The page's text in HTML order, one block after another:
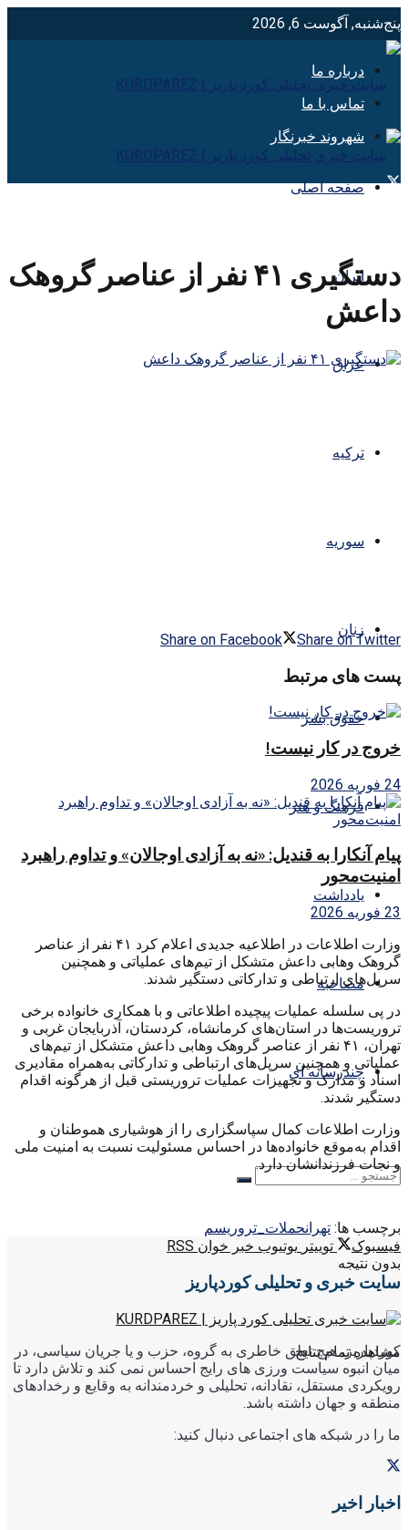
پنج‌شنبه, آگوست 6, 2026
درباره ما
تماس با ما
شهروند خبرنگار
صفحه اصلی
ایران
عراق
ترکیه
سوریه
زنان
حقوق بشر
فرهنگ و هنر
یادداشت
مصاحبه
چندرسانه ای
بدون نتیجه
مشاهده تمام نتایج
دستگیری ۴۱ نفر از عناصر گروهک
داعش
Share on Facebook Share on Twitter
پست های مرتبط
خروج در کار نیست!
24 فوریه 2026
پیام آنکارا به قندیل: «نه به آزادی اوجالان» و تداوم راهبرد
امنیت‌محور
23 فوریه 2026
وزارت اطلاعات در اطلاعیه جدیدی اعلام کرد ۴۱ نفر از عناصر
گروهک وهابی داعش متشکل از تیم‌های عملیاتی و همچنین
سرپل‌های ارتباطی و تدارکاتی دستگیر شدند.
در پی سلسله عملیات پیچیده اطلاعاتی و با همکاری خانواده برخی
تروریست‌ها در استان‌های کرمانشاه، کردستان، آذربایجان غربی و
تهران، ۴۱ نفر از عناصر گروهک وهابی داعش متشکل از تیم‌های
عملیاتی و همچنین سرپل‌های ارتباطی و تدارکاتی به‌همراه مقادیری
اسناد و مدارک و تجهیزات عملیات تروریستی قبل از هرگونه اقدام
دستگیر شدند.
وزارت اطلاعات کمال سپاسگزاری را از هوشیاری هموطنان و
اقدام به‌موقع خانواده‌ها در احساس مسئولیت نسبت به امنیت ملی
و نجات فرزندانشان دارد.
برچسب ها: تهرانحملات_تروریسم
فیسبوک
توییتر یوتیوب خبر خوان RSS
سایت خبری و تحلیلی کوردپاریز
کوردپاریز، هیچ تعلق خاطری به گروه، حزب و یا جریان سیاسی، در
میان انبوه سیاست ورزی های رایج احساس نمی کند و تلاش دارد تا
رویکردی مستقل، نقادانه، تحلیلی و خردمندانه به وقایع و رخدادهای
منطقه و جهان داشته باشد.
ما را در شبکه های اجتماعی دنبال کنید:
اخبار اخیر